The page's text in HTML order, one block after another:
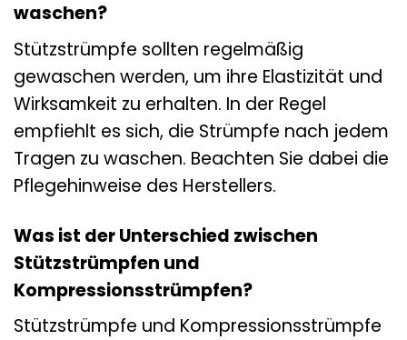
waschen?
Stützstrümpfe sollten regelmäßig
gewaschen werden, um ihre Elastizität und
Wirksamkeit zu erhalten. In der Regel
empfiehlt es sich, die Strümpfe nach jedem
Tragen zu waschen. Beachten Sie dabei die
Pflegehinweise des Herstellers.
Was ist der Unterschied zwischen
Stützstrümpfen und
Kompressionsstrümpfen?
Stützstrümpfe und Kompressionsstrümpfe